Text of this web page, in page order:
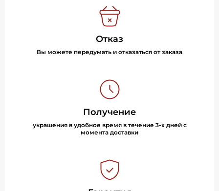
Отказ
Вы можете передумать и отказаться от заказа
Получение
украшения в удобное время в течение 3-х дней с
момента доставки